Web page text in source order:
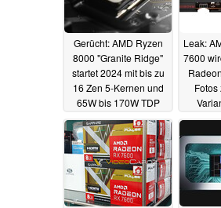
Gerücht: AMD Ryzen
8000 "Granite Ridge"
startet 2024 mit bis zu
16 Zen 5-Kernen und
65W bis 170W TDP
15.05.2023
Leak:
7600